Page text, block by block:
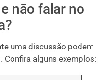
não falar no
uma discussão podem
Confira alguns exemplos: